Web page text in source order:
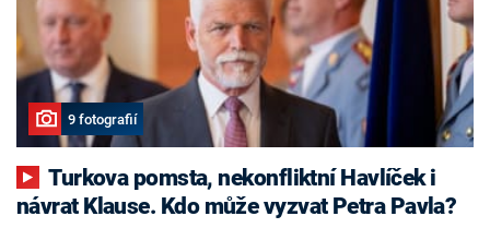
9 fotografií
Turkova pomsta, nekonfliktní Havlíček i
návrat Klause. Kdo může vyzvat Petra Pavla?